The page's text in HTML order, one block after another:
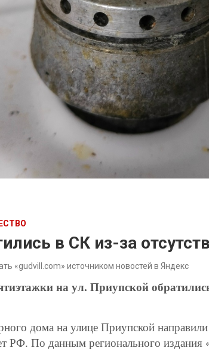
в СК из-за
«gudvill.com» источником новостей в Яндекс
на ул. Приупской
дома на улице Приупской
РФ. По данным регионального издания